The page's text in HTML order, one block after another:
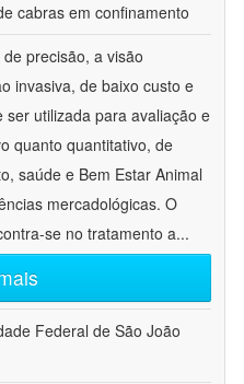
cabras em confinamento
precisão, a visão
invasiva, de baixo custo e
utilizada para avaliação e
quanto quantitativo, de
saúde e Bem Estar Animal
mercadológicas. O
se no tratamento a...
Federal de São João